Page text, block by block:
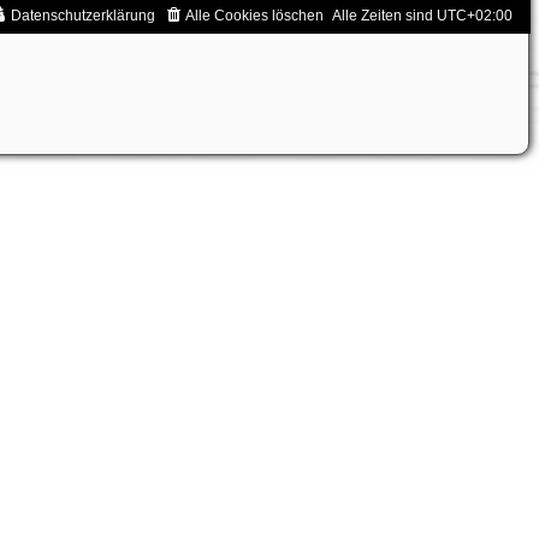
Alle Zeiten sind UTC+02:00
Alle Cookies löschen
Datenschutzerklärung